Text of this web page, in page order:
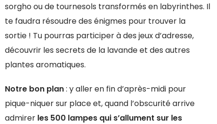
sorgho ou de tournesols transformés en labyrinthes. Il
te faudra résoudre des énigmes pour trouver la
sortie ! Tu pourras participer à des jeux d’adresse,
découvrir les secrets de la lavande et des autres
plantes aromatiques.
Notre bon plan: y aller en fin d’après-midi pour
pique-niquer sur place et, quand l’obscurité arrive
admirer les 500 lampes qui s’allument sur les